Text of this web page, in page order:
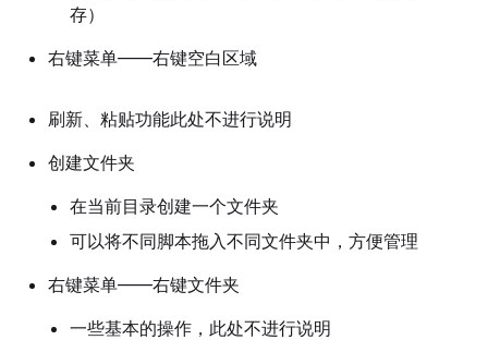
存）
右键菜单——右键空白区域
刷新、粘贴功能此处不进行说明
创建文件夹
在当前目录创建一个文件夹
可以将不同脚本拖入不同文件夹中，方便管理
右键菜单——右键文件夹
一些基本的操作，此处不进行说明